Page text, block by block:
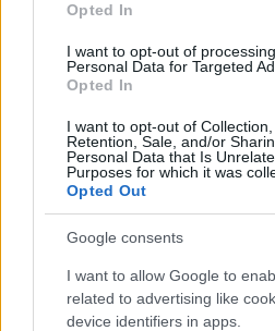
Opted In
I want to opt-out of
Personal Data for Targeted
Opted In
I want to opt-out of Collection,
Retention, Sale, and/or
Personal Data that Is
Purposes for which it was
Opted Out
Google consents
I want to allow Google to
related to advertising like
device identifiers in apps.
hiányérzet
2011. január 20.
Egyre királyabb érzés, mikor
attól, hogy kevés a két óra
Tegnap is még este
Alakulgatunk
2011. január 18.